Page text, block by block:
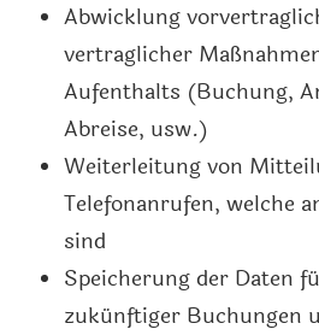
Abwicklung
vertraglicher
Aufenthalts (Buchung,
Abreise, usw.)
Weiterleitung von
Telefonanrufen, welche
sind
Speicherung der Daten
zukünftiger Buchungen